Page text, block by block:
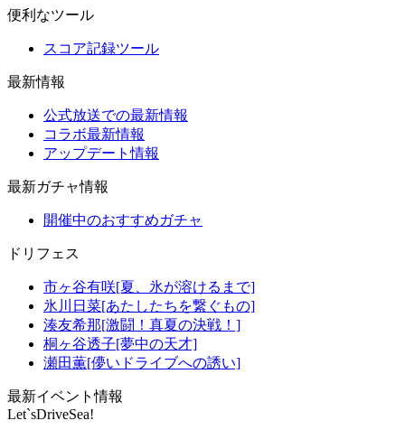
便利なツール
スコア記録ツール
最新情報
公式放送での最新情報
コラボ最新情報
アップデート情報
最新ガチャ情報
開催中のおすすめガチャ
ドリフェス
市ヶ谷有咲[夏、氷が溶けるまで]
氷川日菜[あたしたちを繋ぐもの]
湊友希那[激闘！真夏の決戦！]
桐ヶ谷透子[夢中の天才]
瀬田薫[儚いドライブへの誘い]
最新イベント情報
Let`sDriveSea!